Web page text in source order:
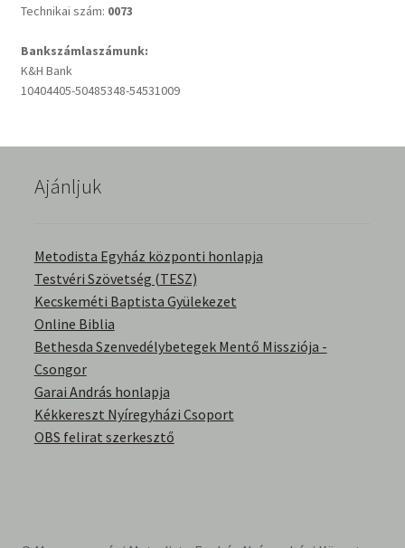
Bemutatkozás
Kérdések és válaszok
Kitekintés
Könyvtár
Család-Házasság
Technikai szám: 0073
Bankszámlaszámunk:
K&H Bank
10404405-50485348-54531009
Ajánljuk
Metodista Egyház központi honlapja
Testvéri Szövetség (TESZ)
Kecskeméti Baptista Gyülekezet
Online Biblia
Bethesda Szenvedélybetegek Mentő Missziója -
Csongor
Garai András honlapja
Kékkereszt Nyíregyházi Csoport
OBS felirat szerkesztő